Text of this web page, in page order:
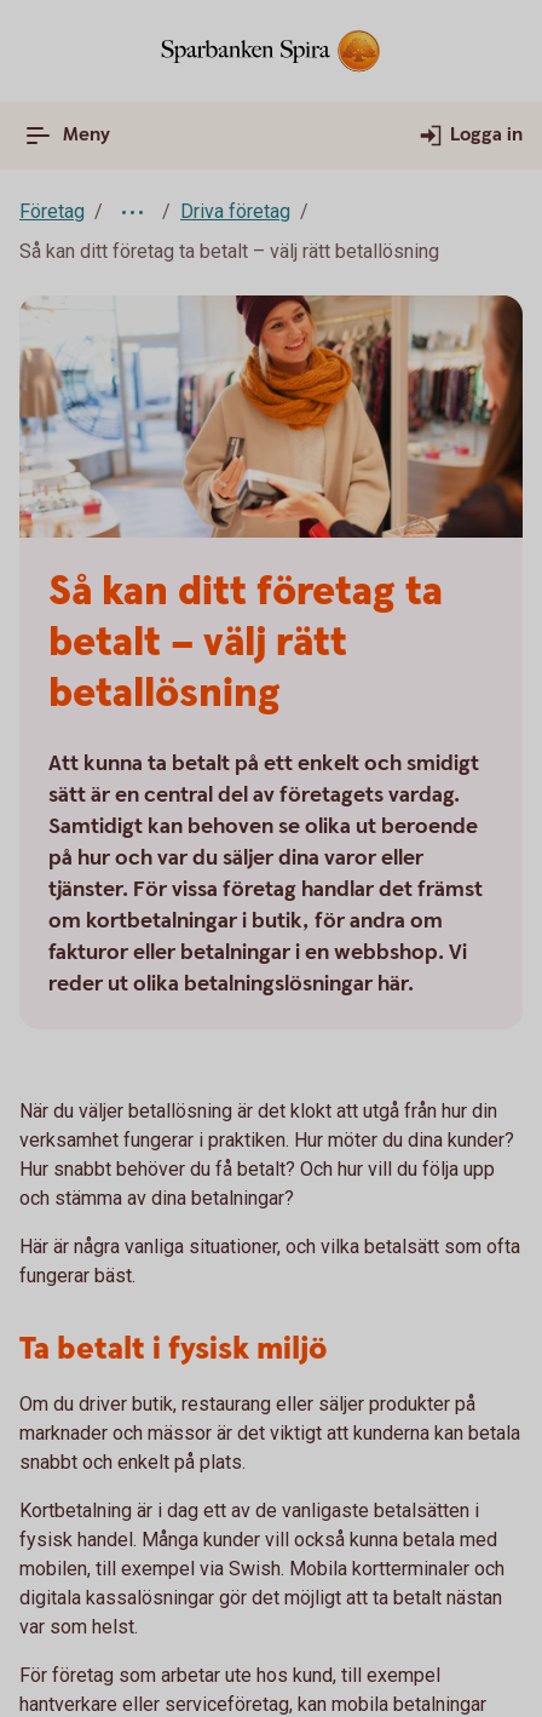
Meny Logga in
Företag
Driva företag
Så kan ditt företag ta betalt – välj rätt betallösning
Så kan ditt företag ta
betalt – välj rätt
betallösning
Att kunna ta betalt på ett enkelt och smidigt
sätt är en central del av företagets vardag.
Samtidigt kan behoven se olika ut beroende
på hur och var du säljer dina varor eller
tjänster. För vissa företag handlar det främst
om kortbetalningar i butik, för andra om
fakturor eller betalningar i en webbshop. Vi
reder ut olika betalningslösningar här.
När du väljer betallösning är det klokt att utgå från hur din
verksamhet fungerar i praktiken. Hur möter du dina kunder?
Hur snabbt behöver du få betalt? Och hur vill du följa upp
och stämma av dina betalningar?
Här är några vanliga situationer, och vilka betalsätt som ofta
fungerar bäst.
Ta betalt i fysisk miljö
Om du driver butik, restaurang eller säljer produkter på
marknader och mässor är det viktigt att kunderna kan betala
snabbt och enkelt på plats.
Kortbetalning är i dag ett av de vanligaste betalsätten i
fysisk handel. Många kunder vill också kunna betala med
mobilen, till exempel via Swish. Mobila kortterminaler och
digitala kassalösningar gör det möjligt att ta betalt nästan
var som helst.
För företag som arbetar ute hos kund, till exempel
hantverkare eller serviceföretag, kan mobila betalningar